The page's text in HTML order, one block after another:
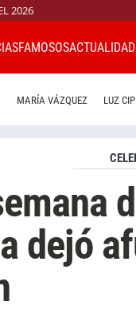
2026
FAMOSOSACTUALIDAD
MARÍA VÁZQUEZ LUZ
dejó